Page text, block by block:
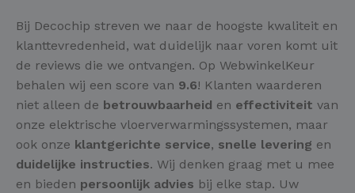
Bij Decochip streven we naar de hoogste kwaliteit en
klanttevredenheid, wat duidelijk naar voren komt uit
de reviews die we ontvangen. Op WebwinkelKeur
behalen wij een score van 9.6! Klanten waarderen
niet alleen de betrouwbaarheid en effectiviteit van
onze elektrische vloerverwarmingssystemen, maar
ook onze klantgerichte service, snelle levering en
duidelijke instructies. Wij denken graag met u mee
en bieden persoonlijk advies bij elke stap. Uw